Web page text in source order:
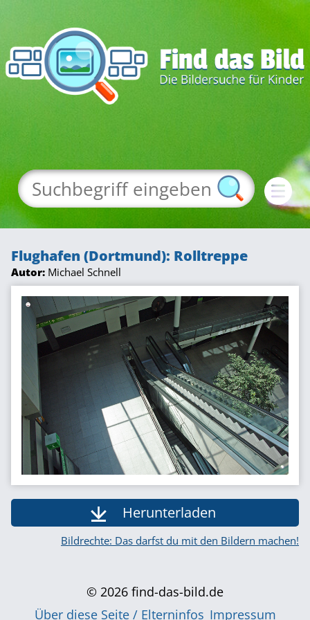
Flughafen (Dortmund): Rolltreppe
Autor: Michael Schnell
Herunterladen
Bildrechte: Das darfst du mit den Bildern machen!
© 2026 find-das-bild.de
Über diese Seite / Elterninfos Impressum